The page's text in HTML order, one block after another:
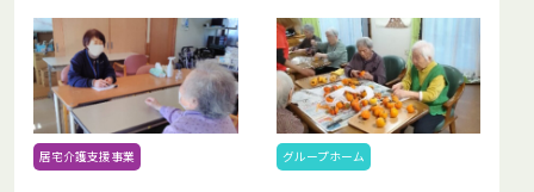
居宅介護支援事業 グループホーム